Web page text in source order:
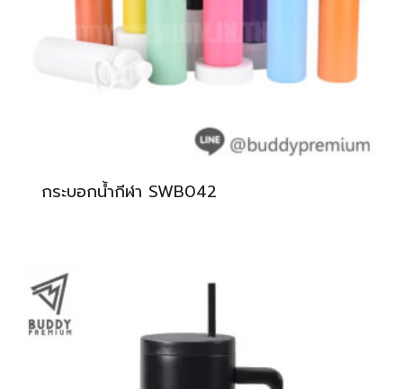
กระบอกน้ำกีฬา SWB042